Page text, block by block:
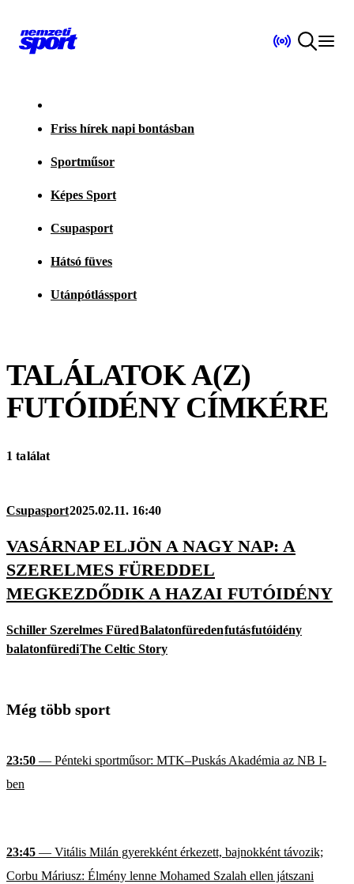
Friss hírek napi bontásban
Sportműsor
Képes Sport
Csupasport
Hátsó füves
Utánpótlássport
TALÁLATOK A(Z)
FUTÓIDÉNYCÍMKÉRE
1 találat
Csupasport2025.02.11. 16:40
VASÁRNAP ELJÖN A NAGY NAP: A
SZERELMES FÜREDDEL
MEGKEZDŐDIK A HAZAI FUTÓIDÉNY
Schiller Szerelmes FüredBalatonfüredenfutásfutóidény
balatonfürediThe Celtic Story
Még több sport
23:50 — Pénteki sportműsor: MTK–Puskás Akadémia az NB I-
ben
23:45 — Vitális Milán gyerekként érkezett, bajnokként távozik;
Corbu Máriusz: Élmény lenne Mohamed Szalah ellen játszani